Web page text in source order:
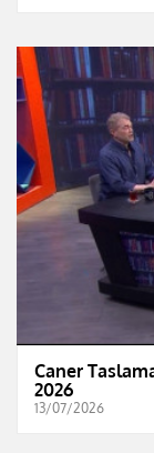
Caner
2026
13/07/2026